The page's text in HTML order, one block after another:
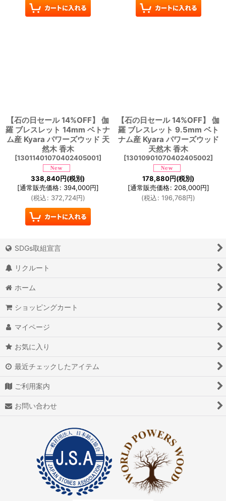
【石の日セール 14%OFF】 伽
羅 ブレスレット 14mm ベトナ
ム産 Kyara パワーズウッド 天
然木 香木
[13011401070402405001]
338,840円(税別)
[通常販売価格: 394,000円]
(税込: 372,724円)
【石の日セール 14%OFF】 伽
羅 ブレスレット 9.5mm ベト
ナム産 Kyara パワーズウッド
天然木 香木
[13010901070402405002]
178,880円(税別)
[通常販売価格: 208,000円]
(税込: 196,768円)
SDGs取組宣言
リクルート
ホーム
ショッピングカート
マイページ
お気に入り
最近チェックしたアイテム
ご利用案内
お問い合わせ